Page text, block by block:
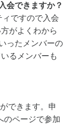
会できますか？
ですので入会
がよくわから
ったメンバーの
るメンバーも
できます。申
のページで参加